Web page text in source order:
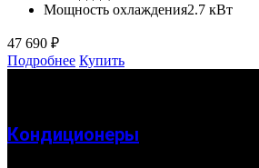
Мощность охлаждения2.7 кВт
47 690 ₽
Подробнее Купить
Кондиционеры